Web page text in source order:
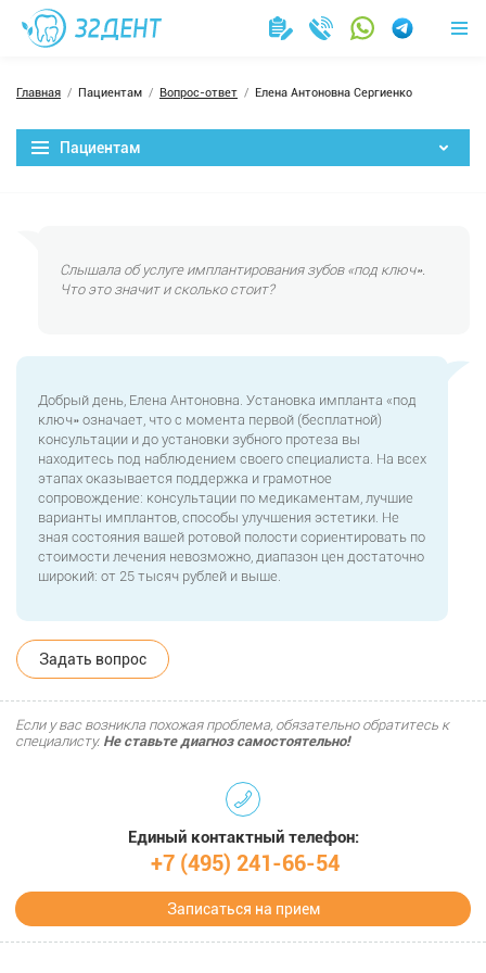
Главная Пациентам Вопрос-ответ Елена Антоновна Сергиенко
Пациентам
Слышала об услуге имплантирования зубов «под ключ».
Что это значит и сколько стоит?
Добрый день, Елена Антоновна. Установка импланта «под
ключ» означает, что с момента первой (бесплатной)
консультации и до установки зубного протеза вы
находитесь под наблюдением своего специалиста. На всех
этапах оказывается поддержка и грамотное
сопровождение: консультации по медикаментам, лучшие
варианты имплантов, способы улучшения эстетики. Не
зная состояния вашей ротовой полости сориентировать по
стоимости лечения невозможно, диапазон цен достаточно
широкий: от 25 тысяч рублей и выше.
Задать вопрос
Если у вас возникла похожая проблема, обязательно обратитесь к
специалисту. Не ставьте диагноз самостоятельно!
Единый контактный телефон:
+7 (495) 241-66-54
Записаться на прием